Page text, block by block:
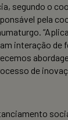
segundo o
pela
interação de
de